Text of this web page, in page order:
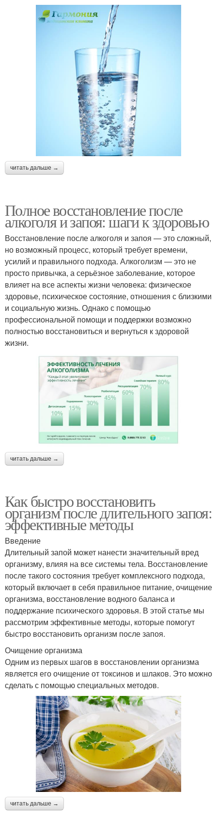
читать дальше →
Полное восстановление после
алкоголя и запоя: шаги к здоровью
Восстановление после алкоголя и запоя — это сложный,
но возможный процесс, который требует времени,
усилий и правильного подхода. Алкоголизм — это не
просто привычка, а серьёзное заболевание, которое
влияет на все аспекты жизни человека: физическое
здоровье, психическое состояние, отношения с близкими
и социальную жизнь. Однако с помощью
профессиональной помощи и поддержки возможно
полностью восстановиться и вернуться к здоровой
жизни.
читать дальше →
Как быстро восстановить
организм после длительного запоя:
эффективные методы
Введение
Длительный запой может нанести значительный вред
организму, влияя на все системы тела. Восстановление
после такого состояния требует комплексного подхода,
который включает в себя правильное питание, очищение
организма, восстановление водного баланса и
поддержание психического здоровья. В этой статье мы
рассмотрим эффективные методы, которые помогут
быстро восстановить организм после запоя.
Очищение организма
Одним из первых шагов в восстановлении организма
является его очищение от токсинов и шлаков. Это можно
сделать с помощью специальных методов.
читать дальше →